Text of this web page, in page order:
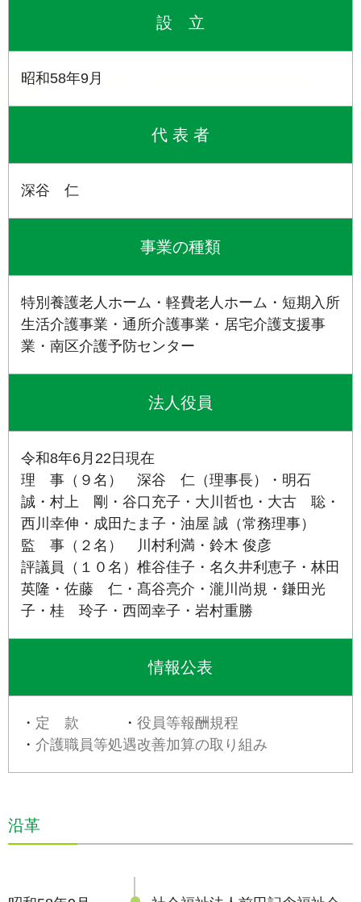
設 立
昭和58年9月
代 表 者
深谷 仁
事業の種類
特別養護老人ホーム・軽費老人ホーム・短期入所
生活介護事業・通所介護事業・居宅介護支援事
業・南区介護予防センター
法人役員
令和8年6月22日現在
理 事（９名） 深谷 仁（理事長）・明石
誠・村上 剛・谷口充子・大川哲也・大古 聡・
西川幸伸・成田たま子・油屋 誠（常務理事）
監 事（２名） 川村利満・鈴木 俊彦
評議員（１０名）椎谷佳子・名久井利恵子・林田
英隆・佐藤 仁・髙谷亮介・瀧川尚規・鎌田光
子・桂 玲子・西岡幸子・岩村重勝
情報公表
・ 定 款 ・ 役員等報酬規程
・ 介護職員等処遇改善加算の取り組み
沿革